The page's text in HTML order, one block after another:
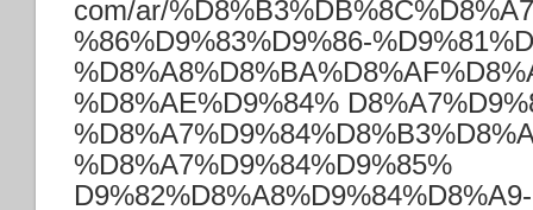
com/ar/
%86%D9%83%D9%86-
%D8%AE%D9%84%
%D8%A7%D9%84%D9%85%
D9%82%D8%A8%D9%84%D8%A9-